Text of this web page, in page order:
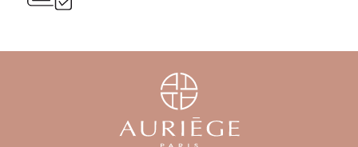
En renseignant votre adresse e-mail, vous acceptez de recevoir des
communications par e-mail de la part d’Auriège.